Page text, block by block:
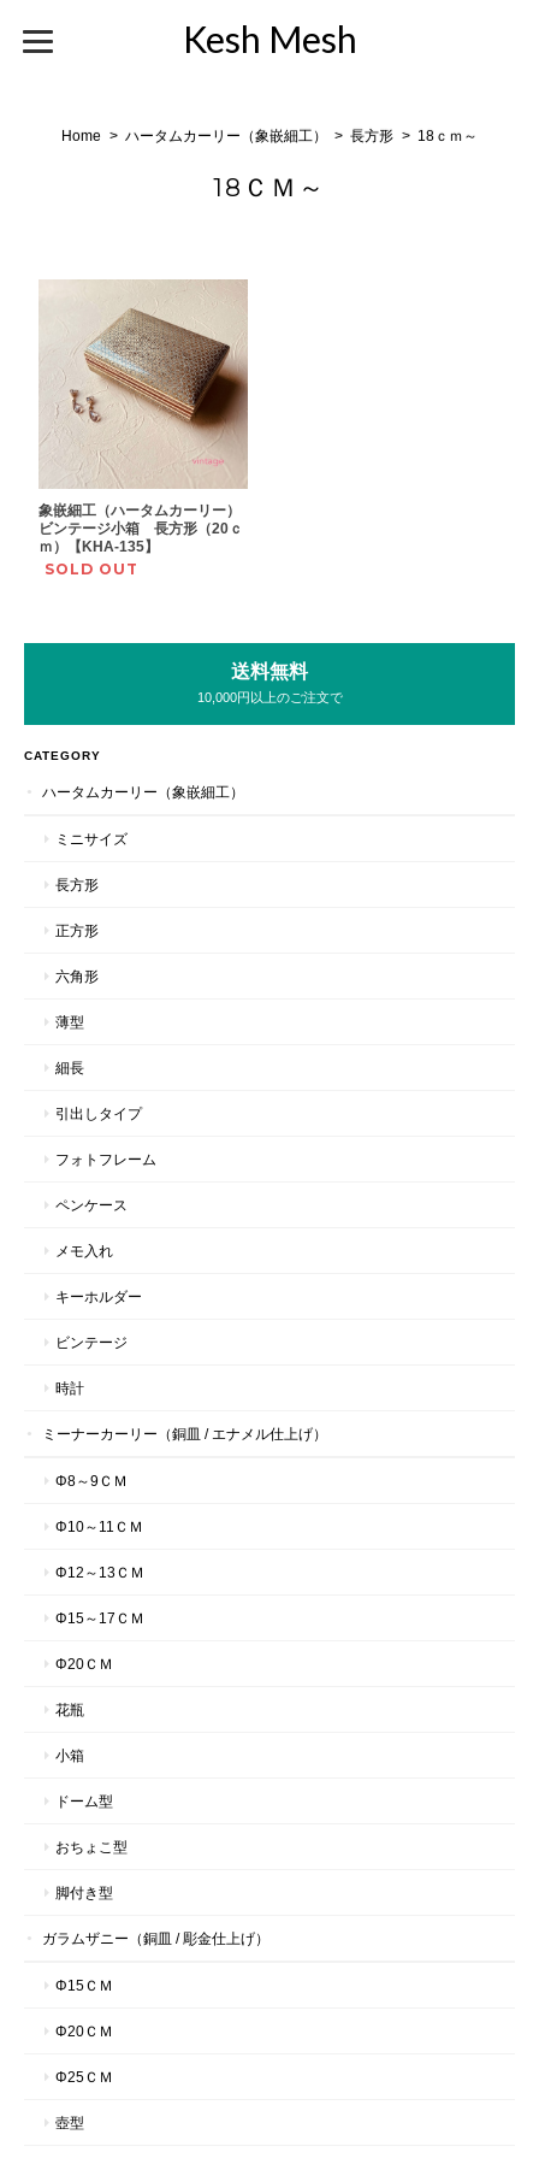
Kesh Mesh
Home ハータムカーリー（象嵌細工） 長方形 18ｃｍ～
18ＣＭ～
象嵌細工（ハータムカーリー）
ビンテージ小箱 長方形（20ｃ
ｍ）【KHA-135】
SOLD OUT
送料無料
10,000円以上のご注文で
CATEGORY
ハータムカーリー（象嵌細工）
ミニサイズ
長方形
正方形
六角形
薄型
細長
引出しタイプ
フォトフレーム
ペンケース
メモ入れ
キーホルダー
ビンテージ
時計
ミーナーカーリー（銅皿 / エナメル仕上げ）
Φ8～9ＣＭ
Φ10～11ＣＭ
Φ12～13ＣＭ
Φ15～17ＣＭ
Φ20ＣＭ
花瓶
小箱
ドーム型
おちょこ型
脚付き型
ガラムザニー（銅皿 / 彫金仕上げ）
Φ15ＣＭ
Φ20ＣＭ
Φ25ＣＭ
壺型